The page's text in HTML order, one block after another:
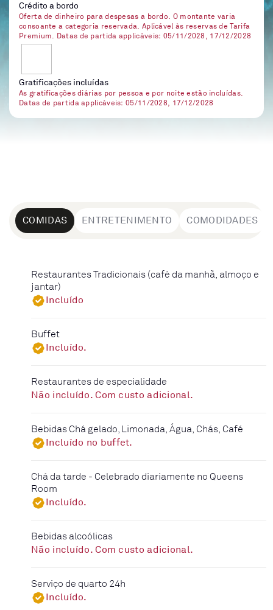
Crédito a bordo
Oferta de dinheiro para despesas a bordo. O montante varia
consoante a categoria reservada. Aplicável às reservas de Tarifa
Premium. Datas de partida applicáveis: 05/11/2028, 17/12/2028
Gratificações incluídas
As gratificações diárias por pessoa e por noite estão incluídas.
Datas de partida applicáveis: 05/11/2028, 17/12/2028
COMIDAS ENTRETENIMENTO COMODIDADES
Restaurantes Tradicionais (café da manhã, almoço e
jantar)
Incluído
Buffet
Incluído.
Restaurantes de especialidade
Não incluído. Com custo adicional.
Bebidas Chá gelado, Limonada, Água, Chás, Café
Incluído no buffet.
Chá da tarde - Celebrado diariamente no Queens
Room
Incluído.
Bebidas alcoólicas
Não incluído. Com custo adicional.
Serviço de quarto 24h
Incluído.